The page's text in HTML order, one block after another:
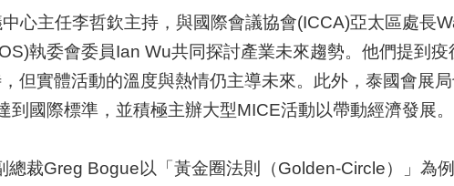
心主任李哲欽主持，與國際會議協會(ICCA)亞太區處長
執委會委員Ian Wu共同探討產業未來趨勢。他們提到
但實體活動的溫度與熱情仍主導未來。此外，泰國會展
國際標準，並積極主辦大型MICE活動以帶動經濟發展。
裁Greg Bogue以「黃金圈法則（Golden-Circle）」為